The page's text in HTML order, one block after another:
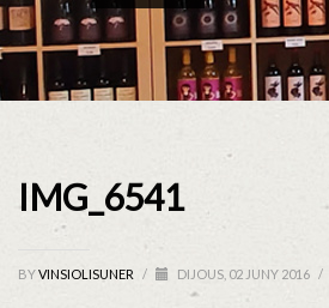
IMG_6541
BYVINSIOLISUNER / DIJOUS, 02 JUNY 2016 /